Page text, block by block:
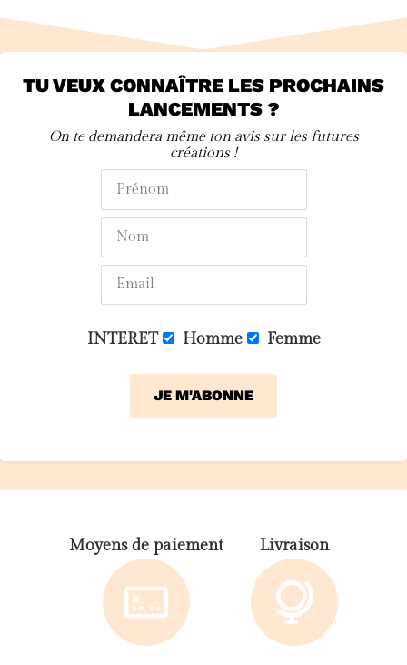
TU VEUX CONNAÎTRE LES PROCHAINS
LANCEMENTS ?
On te demandera même ton avis sur les futures
créations !
INTERET Homme Femme
Moyens de paiement Livraison